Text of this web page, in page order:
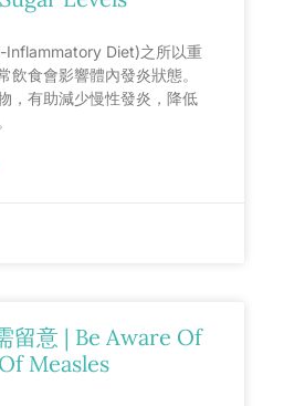
Inflammatory Diet)之所以重
飲食會影響體內發炎狀態。
，有助減少慢性發炎，降低
留意 | Be Aware Of
Measles